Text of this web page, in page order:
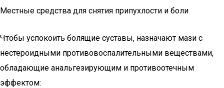
Местные средства для снятия припухлости и боли
Чтобы успокоить болящие суставы, назначают мази с
нестероидными противовоспалительными веществами,
обладающие анальгезирующим и противоотечным
эффектом: